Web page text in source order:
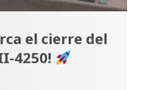
el cierre del
4250!